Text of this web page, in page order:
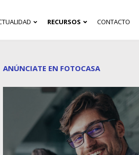
RECURSOS CONTACTO
ANÚNCIATE EN FOTOCASA